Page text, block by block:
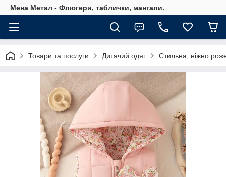
Мена Метал - Флюгери, таблички, мангали.
Товари та послуги Дитячий одяг Стильна, ніжно